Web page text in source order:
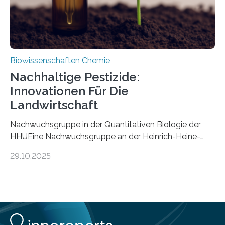
Biowissenschaften Chemie
Nachhaltige Pestizide:
Innovationen Für Die
Landwirtschaft
Nachwuchsgruppe in der Quantitativen Biologie der
HHUEine Nachwuchsgruppe an der Heinrich-Heine-
fünf Jahren erforschen, wie Bakterien auf
Insektenblume. Das Bundesministerium für Forschung,
Technologie und Raumfahrt (BMFTR) fördert das
29.10.2025